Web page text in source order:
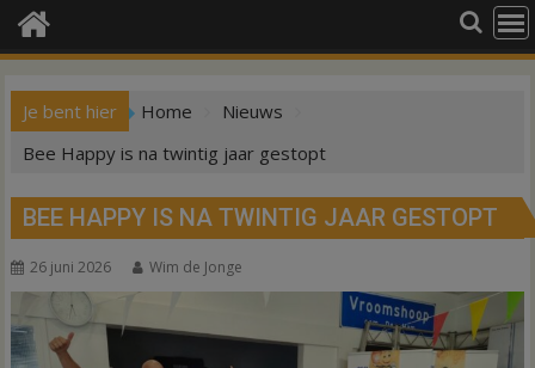
Je bent hier Home
Nieuws
Bee Happy is na twintig jaar gestopt
BEE HAPPY IS NA TWINTIG JAAR GESTOPT
26 juni 2026 Wim de Jonge